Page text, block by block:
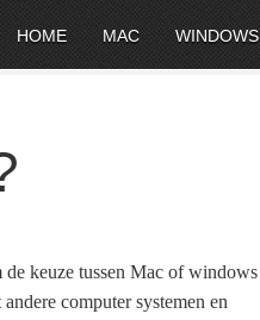
HOME MAC WINDOWS
keuze tussen Mac of windows
computer systemen en